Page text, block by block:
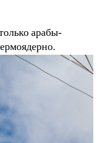
арабы-